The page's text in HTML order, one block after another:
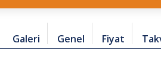
Galeri Genel Fiyat